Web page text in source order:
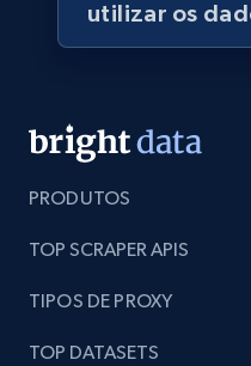
5.4K+ 668+
Employees business
URL, Profile url,
connections, and more.
utilizar os
PRODUTOS
TOP SCRAPER APIS
TIPOS DE PROXY
TOP DATASETS